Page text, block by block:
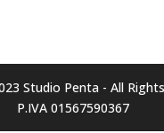
Studio Penta - All
P.IVA 01567590367